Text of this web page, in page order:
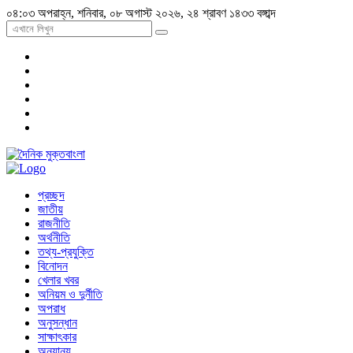
০৪:০৩ অপরাহ্ন, শনিবার, ০৮ অগাস্ট ২০২৬, ২৪ শ্রাবণ ১৪৩৩ বঙ্গাব্দ
প্রচ্ছদ
জাতীয়
রাজনীতি
অর্থনীতি
তথ্য-প্রযুক্তি
বিনোদন
খেলার খবর
অনিয়ম ও দুর্নীতি
অপরাধ
অনুসন্ধান
সাক্ষাৎকার